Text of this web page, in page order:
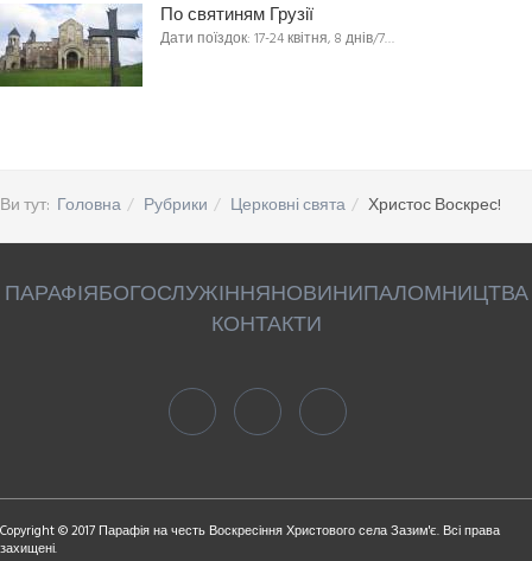
По святиням Грузії
Дати поїздок: 17-24 квітня, 8 днів/7…
Ви тут: Головна Рубрики Церковні свята Христос Воскрес!
ПАРАФІЯБОГОСЛУЖІННЯНОВИНИПАЛОМНИЦТВА
КОНТАКТИ
Copyright © 2017 Парафія на честь Воскресіння Христового села Зазим'є. Всі права
захищені.